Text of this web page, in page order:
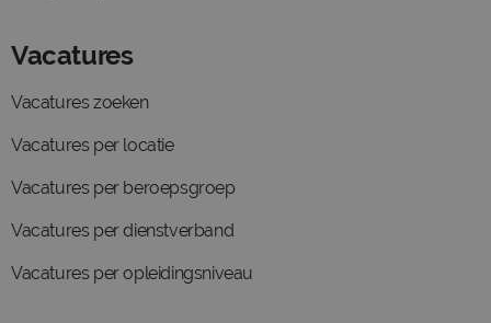
Vacatures
Vacatures zoeken
Vacatures per locatie
Vacatures per beroepsgroep
Vacatures per dienstverband
Vacatures per opleidingsniveau